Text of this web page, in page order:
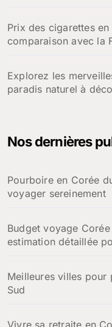
Prix des cigarettes
comparaison avec la
Explorez les
paradis naturel à
Nos dernières
Pourboire en Corée
voyager sereinement
Budget voyage
estimation détaillée
Meilleures villes pour
Sud